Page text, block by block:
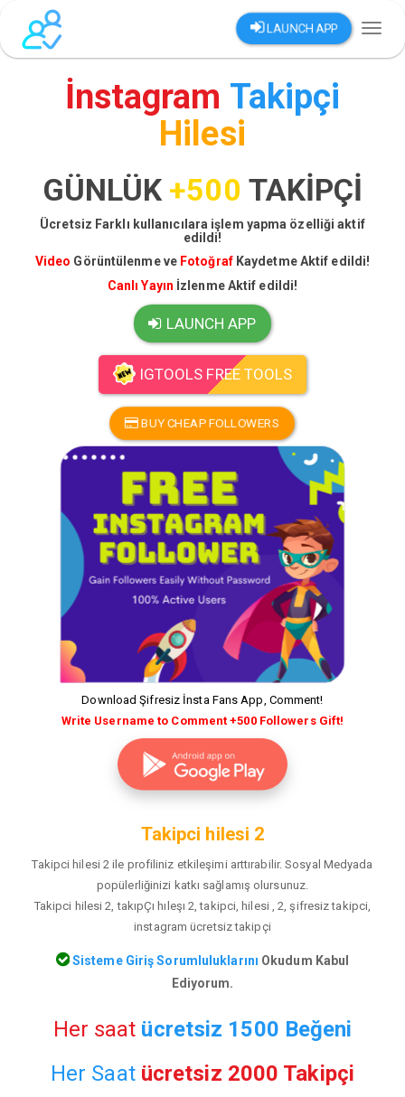
LAUNCH APP
İnstagram Takipçi
Hilesi
GÜNLÜK +500 TAKİPÇİ
Ücretsiz Farklı kullanıcılara işlem yapma özelliği aktif
edildi!
Video Görüntülenme ve Fotoğraf Kaydetme Aktif edildi!
Canlı Yayın İzlenme Aktif edildi!
LAUNCH APP
IGTOOLS FREE TOOLS
BUY CHEAP FOLLOWERS
Download Şifresiz İnsta Fans App, Comment!
Write Username to Comment +500 Followers Gift!
Takipci hilesi 2
Takipci hilesi 2 ile profiliniz etkileşimi arttırabilir. Sosyal Medyada
popülerliğinizi katkı sağlamış olursunuz.
Takipci hilesi 2, takıpÇı hıleşı 2, takipci, hilesi , 2, şifresiz takipci,
instagram ücretsiz takipçi
Sisteme Giriş Sorumluluklarını Okudum Kabul
Ediyorum.
Her saat ücretsiz 1500 Beğeni
Her Saat ücretsiz 2000 Takipçi